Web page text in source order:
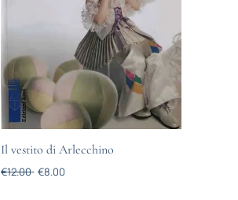
Il vestito di Arlecchino
€12.00 €8.00